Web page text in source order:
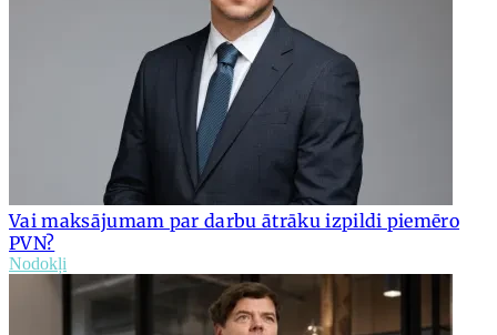
Vai maksājumam par darbu ātrāku izpildi piemēro
PVN?
Nodokļi